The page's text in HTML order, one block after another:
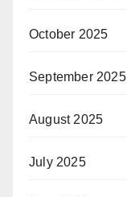
October 2025
September 2025
August 2025
July 2025